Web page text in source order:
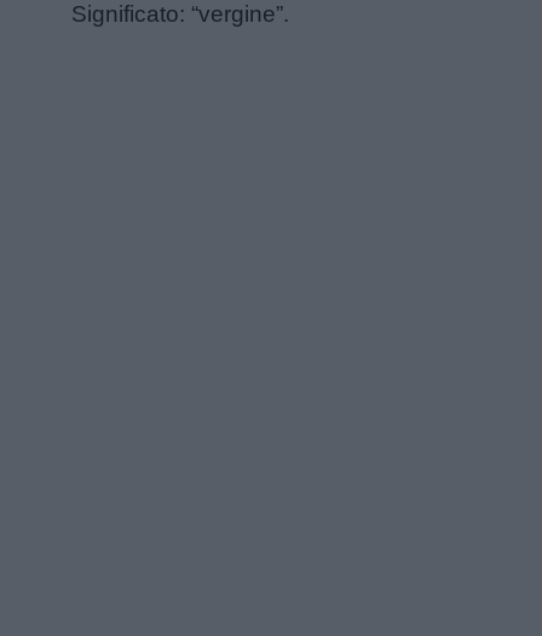
Significato: “vergine”.